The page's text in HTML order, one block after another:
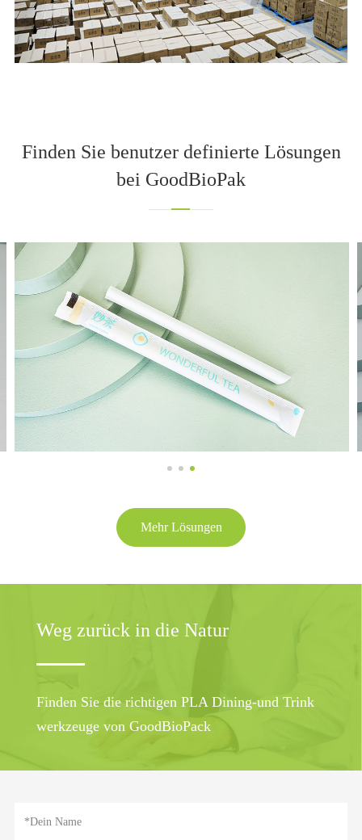
Finden Sie benutzer definierte Lösungen
bei GoodBioPak
Mehr Lösungen
Weg zurück in die Natur
Finden Sie die richtigen PLA Dining-und Trink
werkzeuge von GoodBioPack